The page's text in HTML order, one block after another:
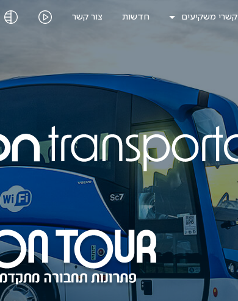
קשרי משקיעים חדשות צור קשר